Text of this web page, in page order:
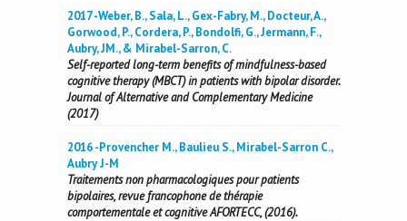
2017 -Weber, B., Sala, L., Gex-Fabry, M., Docteur, A.,
Gorwood, P., Cordera, P., Bondolfi, G., Jermann, F.,
Aubry, JM., & Mirabel-Sarron, C.
Self-reported long-term benefits of mindfulness-based
cognitive therapy (MBCT) in patients with bipolar disorder.
Journal of Alternative and Complementary Medicine
(2017)
2016 -Provencher M., Baulieu S., Mirabel-Sarron C.,
Aubry J-M
Traitements non pharmacologiques pour patients
bipolaires, revue francophone de thérapie
comportementale et cognitive AFORTECC, (2016).